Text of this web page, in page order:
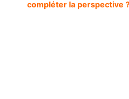
compléter la perspective